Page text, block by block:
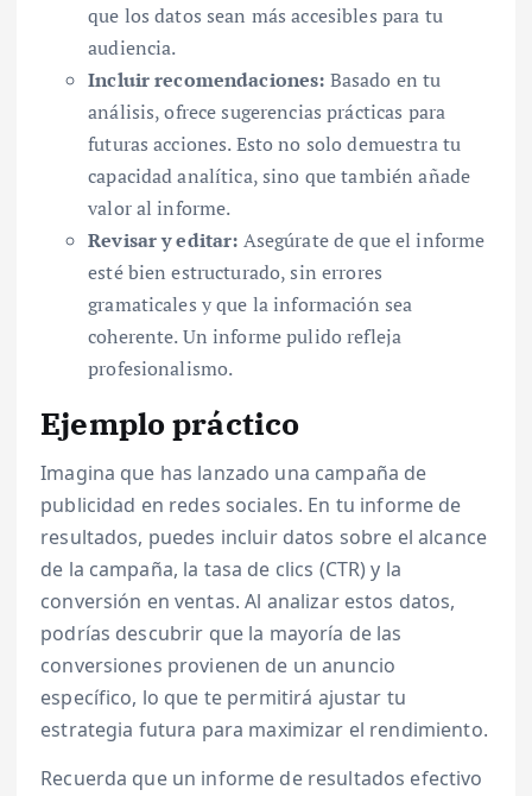
que los datos sean más accesibles para tu
audiencia.
Incluir recomendaciones: Basado en tu
análisis, ofrece sugerencias prácticas para
futuras acciones. Esto no solo demuestra tu
capacidad analítica, sino que también añade
valor al informe.
Revisar y editar: Asegúrate de que el informe
esté bien estructurado, sin errores
gramaticales y que la información sea
coherente. Un informe pulido refleja
profesionalismo.
Ejemplo práctico
Imagina que has lanzado una campaña de
publicidad en redes sociales. En tu informe de
resultados, puedes incluir datos sobre el alcance
de la campaña, la tasa de clics (CTR) y la
conversión en ventas. Al analizar estos datos,
podrías descubrir que la mayoría de las
conversiones provienen de un anuncio
específico, lo que te permitirá ajustar tu
estrategia futura para maximizar el rendimiento.
Recuerda que un informe de resultados efectivo